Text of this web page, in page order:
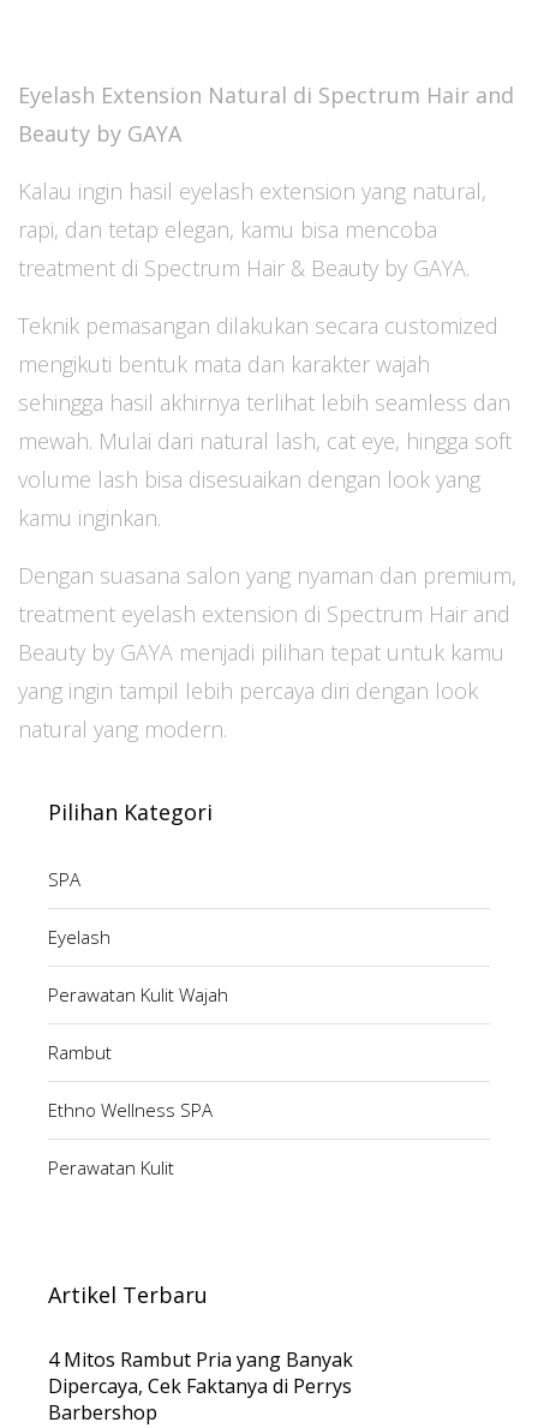
Eyelash Extension Natural di Spectrum Hair and
Beauty by GAYA
Kalau ingin hasil eyelash extension yang natural,
rapi, dan tetap elegan, kamu bisa mencoba
treatment di Spectrum Hair & Beauty by GAYA.
Teknik pemasangan dilakukan secara customized
mengikuti bentuk mata dan karakter wajah
sehingga hasil akhirnya terlihat lebih seamless dan
mewah. Mulai dari natural lash, cat eye, hingga soft
volume lash bisa disesuaikan dengan look yang
kamu inginkan.
Dengan suasana salon yang nyaman dan premium,
treatment eyelash extension di Spectrum Hair and
Beauty by GAYA menjadi pilihan tepat untuk kamu
yang ingin tampil lebih percaya diri dengan look
natural yang modern.
Pilihan Kategori
SPA
Eyelash
Perawatan Kulit Wajah
Rambut
Ethno Wellness SPA
Perawatan Kulit
Artikel Terbaru
4 Mitos Rambut Pria yang Banyak
Dipercaya, Cek Faktanya di Perrys
Barbershop